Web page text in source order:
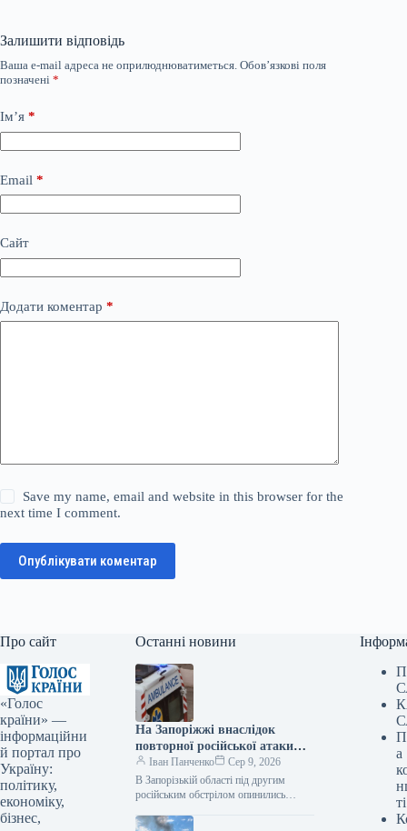
Залишити відповідь
Ваша e-mail адреса не оприлюднюватиметься. Обов’язкові поля
позначені *
Ім’я *
Email *
Сайт
Додати коментар *
Save my name, email and website in this browser for the
next time I comment.
Опублікувати коментар
Про сайт
«Голос
країни» —
інформаційни
й портал про
Україну:
політику,
економіку,
бізнес,
Останні новини
На Запоріжжі внаслідок
повторної російської атаки
загинув один рятувальник,
ще двоє отримали поранення.
Іван Панченко
Сер 9, 2026
В Запорізькій області під другим
російським обстрілом опинились
отримали поранення. Про це міністр
а
ті